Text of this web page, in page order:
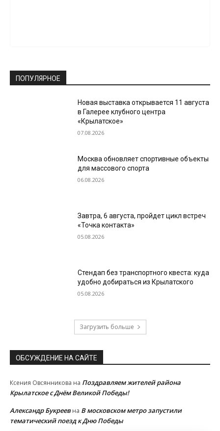
ПОПУЛЯРНОЕ
Новая выставка открывается 11 августа
в Галерее клубного центра
«Крылатское»
07.08.2026
Москва обновляет спортивные объекты
для массового спорта
06.08.2026
Завтра, 6 августа, пройдет цикл встреч
«Точка контакта»
05.08.2026
Стендап без транспортного квеста: куда
удобно добираться из Крылатского
05.08.2026
Загрузить больше
ОБСУЖДЕНИЕ НА САЙТЕ
Ксения Овсянникова на Поздравляем жителей района
Крылатское с Днём Великой Победы!
Александр Букреевна В московском метро запустили
тематический поезд к Дню Победы